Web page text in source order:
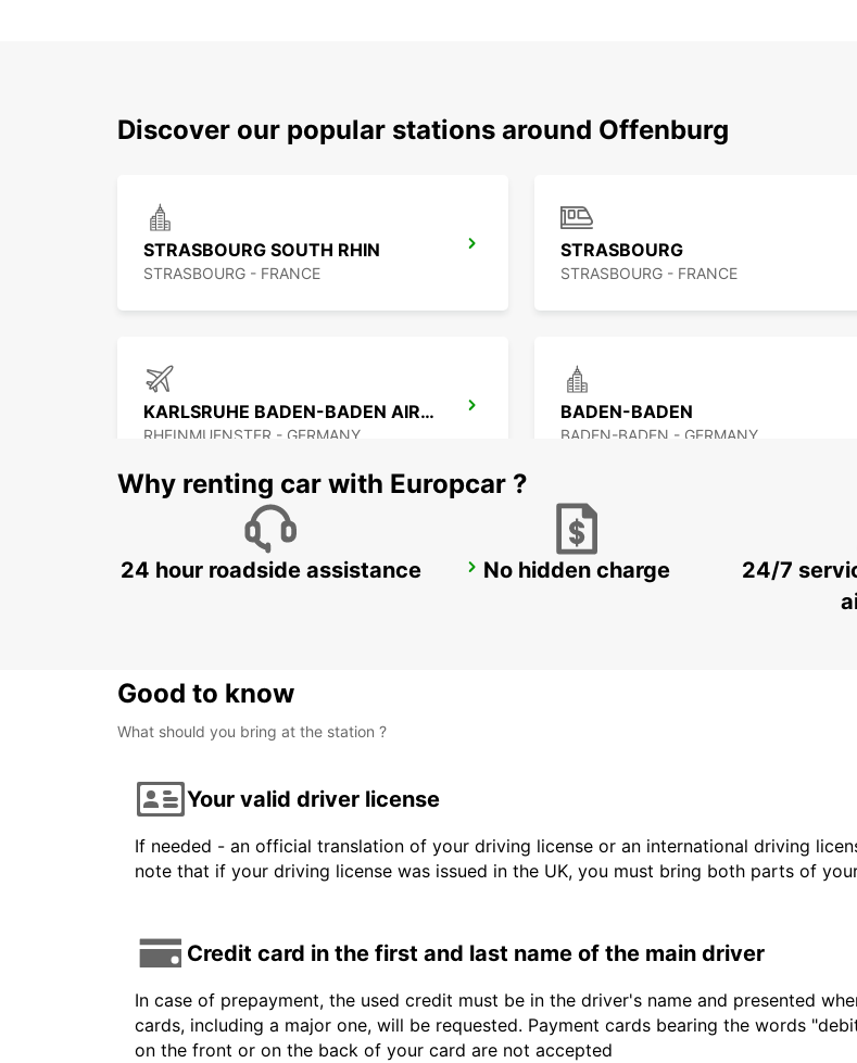
Discover our popular stations around Offenburg
STRASBOURG SOUTH RHIN
STRASBOURG - FRANCE
STRASBOURG
STRASBOURG - FRANCE
KARLSRUHE BADEN-BADEN AIRPORT
RHEINMUENSTER - GERMANY
BADEN-BADEN
BADEN-BADEN - GERMANY
RASTATT MERCEDES-BENZ FORUM (DROP-OFF ONLY) RASTATT
Why renting car with Europcar ?
24 hour roadside assistance No hidden charge
24/7
Good to know
What should you bring at the station ?
Your valid driver license
If needed - an official translation of your driving license or an international driving
note that if your driving license was issued in the UK, you must bring both parts of
Credit card in the first and last name of the main driver
In case of prepayment, the used credit must be in the driver's name and presented
cards, including a major one, will be requested. Payment cards bearing the words
on the front or on the back of your card are not accepted